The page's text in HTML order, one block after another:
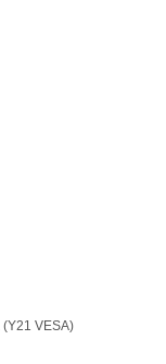
VESA)